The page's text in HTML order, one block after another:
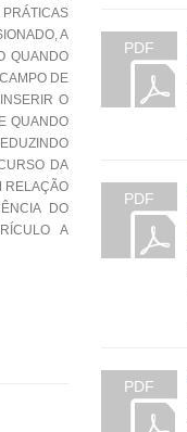
PRÁTICAS
A
QUANDO
DE
O
QUANDO
DA
RELAÇÃO
DO
A
PDF
PDF
PDF